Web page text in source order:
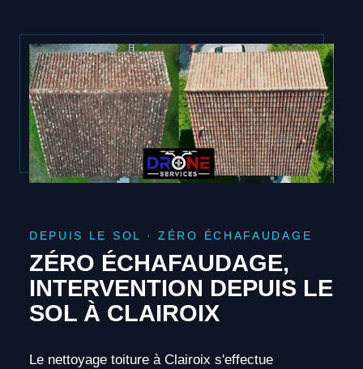
DEPUIS LE SOL · ZÉRO ÉCHAFAUDAGE
ZÉRO ÉCHAFAUDAGE,
INTERVENTION DEPUIS LE
SOL À CLAIROIX
Le nettoyage toiture à Clairoix s'effectue